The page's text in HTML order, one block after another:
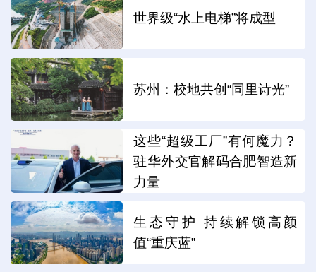
世界级“水上电梯”将成型
苏州：校地共创“同里诗光”
这些“超级工厂”有何魔力？
驻华外交官解码合肥智造新
力量
生态守护 持续解锁高颜
值“重庆蓝”